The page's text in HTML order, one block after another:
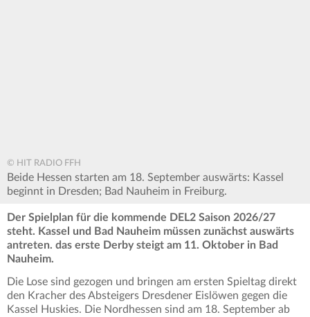
© HIT RADIO FFH
Beide Hessen starten am 18. September auswärts: Kassel
beginnt in Dresden; Bad Nauheim in Freiburg.
Der Spielplan für die kommende DEL2 Saison 2026/27
steht. Kassel und Bad Nauheim müssen zunächst auswärts
antreten. das erste Derby steigt am 11. Oktober in Bad
Nauheim.
Die Lose sind gezogen und bringen am ersten Spieltag direkt
den Kracher des Absteigers Dresdener Eislöwen gegen die
Kassel Huskies. Die Nordhessen sind am 18. September ab